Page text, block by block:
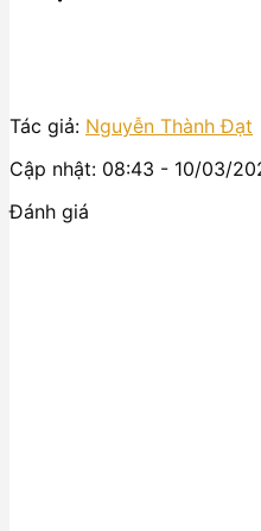
Tác giả: Nguyễn Thành Đạt
Cập nhật: 08:43 - 10/03/
Đánh giá